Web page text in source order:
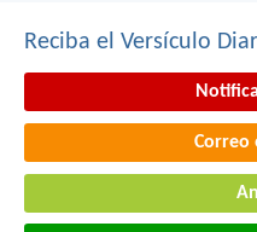
Reciba el Versículo
Correo